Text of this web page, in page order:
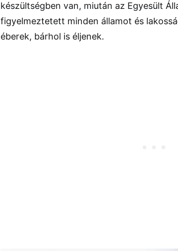
készültségben van, miután az Egyesült
figyelmeztetett minden államot és
éberek, bárhol is éljenek.